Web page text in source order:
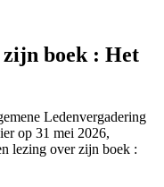
boek : Het
Ledenvergadering
op 31 mei 2026,
lezing over zijn boek :